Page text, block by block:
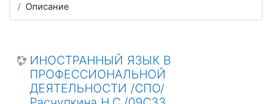
Описание
ИНОСТРАННЫЙ ЯЗЫК В
ПРОФЕССИОНАЛЬНОЙ
ДЕЯТЕЛЬНОСТИ /СПО/